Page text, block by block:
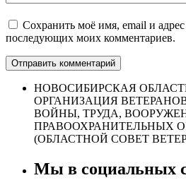
Сохранить моё имя, email и адрес
последующих моих комментариев.
НОВОСИБИРСКАЯ
ОРГАНИЗАЦИЯ
ВОЙНЫ, ТРУДА,
ПРАВООХРАНИТЕЛЬНЫХ
(ОБЛАСТНОЙ СОВЕТ
Мы в социальных